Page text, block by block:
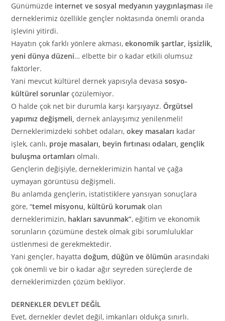
Günümüzde internet ve sosyal medyanın yaygınlaşması ile
derneklerimiz özellikle gençler noktasında önemli oranda
işlevini yitirdi.
Hayatın çok farklı yönlere akması,ekonomik şartlar, işsizlik,
yeni dünya düzeni… elbette bir o kadar etkili olumsuz
faktörler.
Yani mevcut kültürel dernek yapısıyla devasasosyo-
kültürel sorunlar çözülemiyor.
O halde çok net bir durumla karşı karşıyayız.Örgütsel
yapımız değişmeli, dernek anlayışımız yenilenmeli!
Derneklerimizdeki sohbet odaları,okey masaları kadar
işlek, canlı, proje masaları, beyin fırtınası odaları, gençlik
buluşma ortamları olmalı.
Gençlerin değişiyle, derneklerimizin hantal ve çağa
uymayan görüntüsü değişmeli.
Bu anlamda gençlerin, istatistiklere yansıyan sonuçlara
göre, “temel misyonu, kültürü korumak olan
derneklerimizin, hakları savunmak”, eğitim ve ekonomik
sorunların çözümüne destek olmak gibi sorumluluklar
üstlenmesi de gerekmektedir.
Yani gençler, hayattadoğum, düğün ve ölümün arasındaki
çok önemli ve bir o kadar ağır seyreden süreçlerde de
derneklerimizden çözüm bekliyor.
DERNEKLER DEVLET DEĞİL
Evet, dernekler devlet değil, imkanları oldukça sınırlı.